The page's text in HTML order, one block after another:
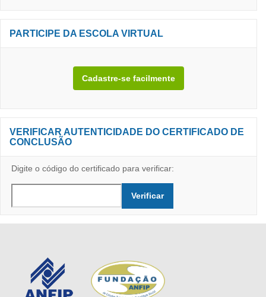
Participe
PARTICIPE DA ESCOLA VIRTUAL
Cadastre-se facilmente
Verificar
autenticidade
certificado
VERIFICAR AUTENTICIDADE DO CERTIFICADO DE
CONCLUSÃO
Digite o código do certificado para verificar: